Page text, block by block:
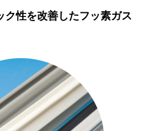
ク性を改善したフッ素ガス